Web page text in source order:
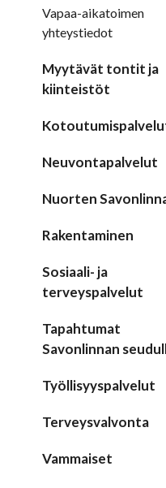
Vapaa-aikatoimen
yhteystiedot
Myytävät tontit ja
kiinteistöt
Neuvontapalvelut
Nuorten
Rakentaminen
Sosiaali- ja
terveyspalvelut
Tapahtumat
Savonlinnan
Työllisyyspalvelut
Terveysvalvonta
Vammaiset